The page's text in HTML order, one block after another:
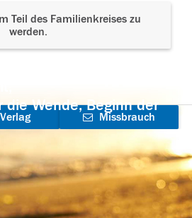
Teil des Familienkreises zu
werden.
die Wende, Beginn der
Missbrauch